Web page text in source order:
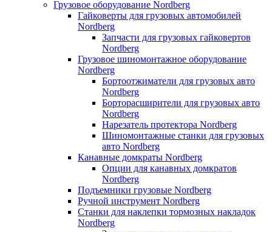
Грузовое оборудование Nordberg
Гайковерты для грузовых автомобилей
Nordberg
Запчасти для грузовых гайковертов
Nordberg
Грузовое шиномонтажное оборудование
Nordberg
Бортоотжиматели для грузовых авто
Nordberg
Борторасширители для грузовых авто
Nordberg
Нарезатель протектора Nordberg
Шиномонтажные станки для грузовых
авто Nordberg
Канавные домкраты Nordberg
Опции для канавных домкратов
Nordberg
Подъемники грузовые Nordberg
Ручной инструмент Nordberg
Станки для наклепки тормозных накладок
Nordberg